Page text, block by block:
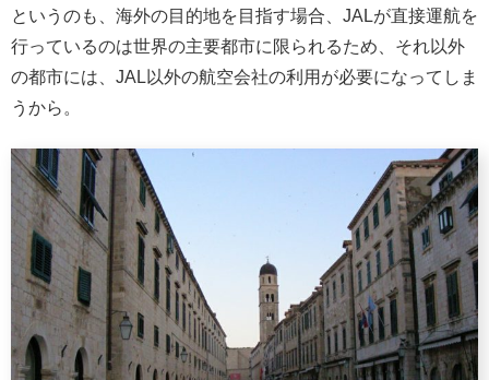
というのも、海外の目的地を目指す場合、JALが直接運航を
行っているのは世界の主要都市に限られるため、それ以外
の都市には、JAL以外の航空会社の利用が必要になってしま
うから。